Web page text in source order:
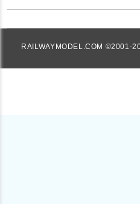
RAILWAYMODEL.COM ©2001-